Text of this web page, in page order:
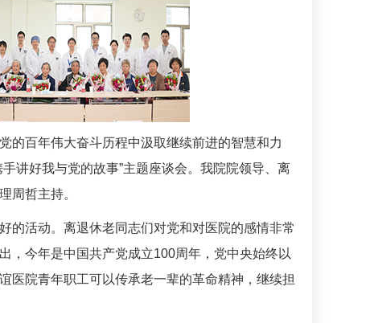
的百年伟大奋斗历程中汲取继续前进的智慧和力
讲好我与党的故事”主题座谈会。我院院领导、离
周哲主持。
的活动。离退休老同志们对党和对医院的感情非常
，今年是中国共产党成立100周年，党中央始终以
医院青年职工可以传承老一辈的革命精神，继续担